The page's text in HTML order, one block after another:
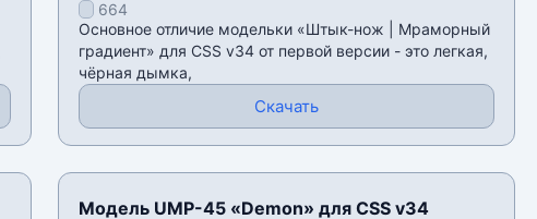
градиент» для CSS v34
664
Основное отличие модельки «Штык-нож | Мраморный
градиент» для CSS v34 от первой версии - это легкая,
чёрная дымка,
Скачать
Модель UMP-45 «Demon» для CSS v34